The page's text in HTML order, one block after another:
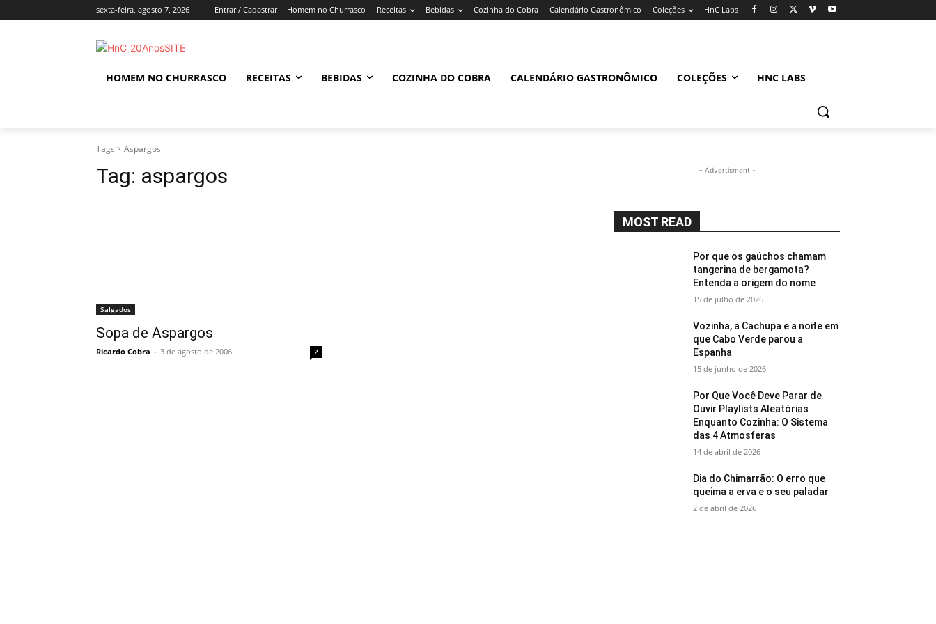
sexta-feira, agosto 7, 2026 Entrar / Cadastrar Homem no Churrasco Receitas Bebidas Cozinha do Cobra Calendário Gastronômico Coleções HnC Labs
HOMEM NO CHURRASCO RECEITAS BEBIDAS COZINHA DO COBRA CALENDÁRIO GASTRONÔMICO COLEÇÕES HNC LABS
Tags Aspargos
Tag: aspargos
Salgados
Sopa de Aspargos
Ricardo Cobra - 3 de agosto de 2006 2
- Advertisment -
MOST READ
Por que os gaúchos chamam
tangerina de bergamota?
Entenda a origem do nome
15 de julho de 2026
Vozinha, a Cachupa e a noite em
que Cabo Verde parou a
Espanha
15 de junho de 2026
Por Que Você Deve Parar de
Ouvir Playlists Aleatórias
Enquanto Cozinha: O Sistema
das 4 Atmosferas
14 de abril de 2026
Dia do Chimarrão: O erro que
queima a erva e o seu paladar
2 de abril de 2026